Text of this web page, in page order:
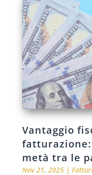
Vantaggio
fatturazione:
metà tra le
Nov 21, 2025|